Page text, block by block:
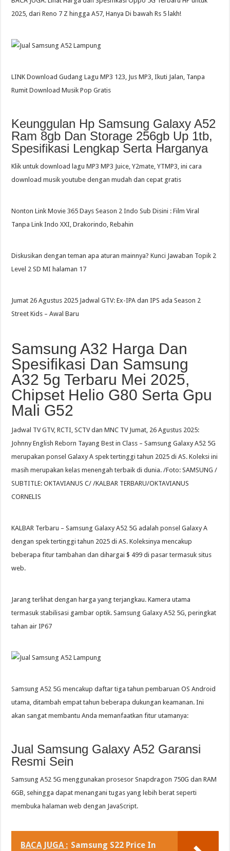
2025, dari Reno 7 Z hingga A57, Hanya Di bawah Rs 5 lakh!
LINK Download Gudang Lagu MP3 123, Jus MP3, Ikuti Jalan, Tanpa
Rumit Download Musik Pop Gratis
Keunggulan Hp Samsung Galaxy A52
Ram 8gb Dan Storage 256gb Up 1tb,
Spesifikasi Lengkap Serta Harganya
Klik untuk download lagu MP3 MP3 Juice, Y2mate, YTMP3, ini cara
download musik youtube dengan mudah dan cepat gratis
Nonton Link Movie 365 Days Season 2 Indo Sub Disini : Film Viral
Tanpa Link Indo XXI, Drakorindo, Rebahin
Diskusikan dengan teman apa aturan mainnya? Kunci Jawaban Topik 2
Level 2 SD MI halaman 17
Jumat 26 Agustus 2025 Jadwal GTV: Ex-IPA dan IPS ada Season 2
Street Kids – Awal Baru
Samsung A32 Harga Dan
Spesifikasi Dan Samsung
A32 5g Terbaru Mei 2025,
Chipset Helio G80 Serta Gpu
Mali G52
Jadwal TV GTV, RCTI, SCTV dan MNC TV Jumat, 26 Agustus 2025:
Johnny English Reborn Tayang Best in Class – Samsung Galaxy A52 5G
merupakan ponsel Galaxy A spek tertinggi tahun 2025 di AS. Koleksi ini
masih merupakan kelas menengah terbaik di dunia. /Foto: SAMSUNG /
SUBTITLE: OKTAVIANUS C/ /KALBAR TERBARU/OKTAVIANUS
CORNELIS
KALBAR Terbaru – Samsung Galaxy A52 5G adalah ponsel Galaxy A
dengan spek tertinggi tahun 2025 di AS. Koleksinya mencakup
beberapa fitur tambahan dan dihargai $ 499 di pasar termasuk situs
web.
Jarang terlihat dengan harga yang terjangkau. Kamera utama
termasuk stabilisasi gambar optik. Samsung Galaxy A52 5G, peringkat
tahan air IP67
Samsung A52 5G mencakup daftar tiga tahun pembaruan OS Android
utama, ditambah empat tahun beberapa dukungan keamanan. Ini
akan sangat membantu Anda memanfaatkan fitur utamanya:
Jual Samsung Galaxy A52 Garansi
Resmi Sein
Samsung A52 5G menggunakan prosesor Snapdragon 750G dan RAM
6GB, sehingga dapat menangani tugas yang lebih berat seperti
membuka halaman web dengan JavaScript.
BACA JUGA : Samsung S22 Price In